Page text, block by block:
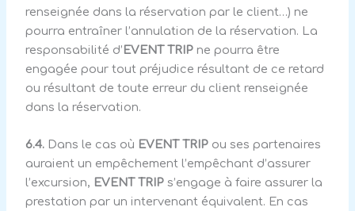
renseignée dans la réservation par le client…) ne
pourra entraîner l’annulation de la réservation. La
responsabilité d’ EVENT TRIP ne pourra être
engagée pour tout préjudice résultant de ce retard
ou résultant de toute erreur du client renseignée
dans la réservation.
6.4. Dans le cas où EVENT TRIP ou ses partenaires
auraient un empêchement l’empêchant d’assurer
l’excursion, EVENT TRIP s’engage à faire assurer la
prestation par un intervenant équivalent. En cas